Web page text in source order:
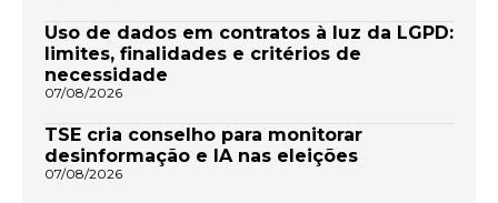
Uso de dados em contratos à luz da LGPD:
limites, finalidades e critérios de
necessidade
07/08/2026
TSE cria conselho para monitorar
desinformação e IA nas eleições
07/08/2026